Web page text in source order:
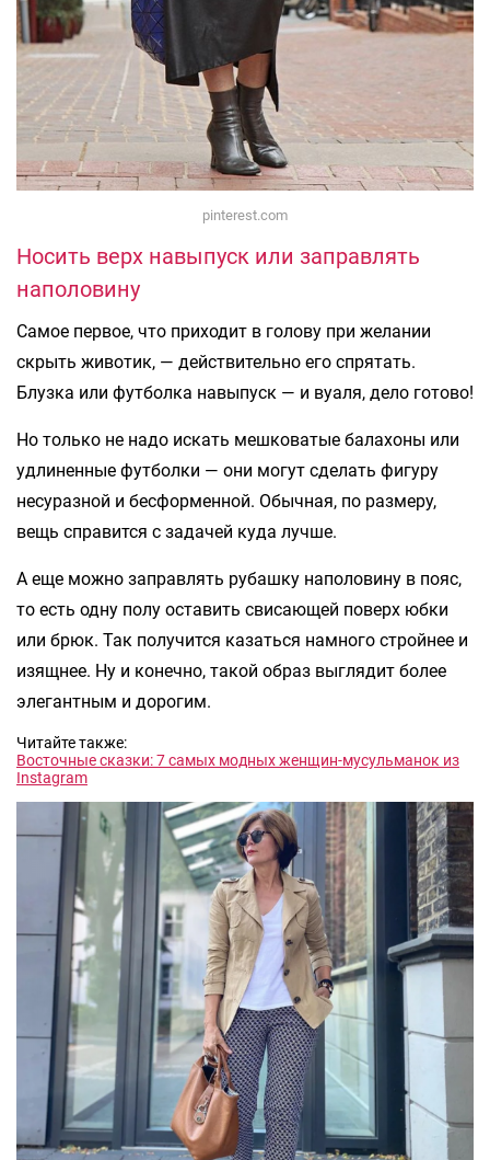
pinterest.com
Носить верх навыпуск или заправлять
наполовину
Самое первое, что приходит в голову при желании
скрыть животик, — действительно его спрятать.
Блузка или футболка навыпуск — и вуаля, дело готово!
Но только не надо искать мешковатые балахоны или
удлиненные футболки — они могут сделать фигуру
несуразной и бесформенной. Обычная, по размеру,
вещь справится с задачей куда лучше.
А еще можно заправлять рубашку наполовину в пояс,
то есть одну полу оставить свисающей поверх юбки
или брюк. Так получится казаться намного стройнее и
изящнее. Ну и конечно, такой образ выглядит более
элегантным и дорогим.
Читайте также:
Восточные сказки: 7 самых модных женщин-мусульманок из
Instagram